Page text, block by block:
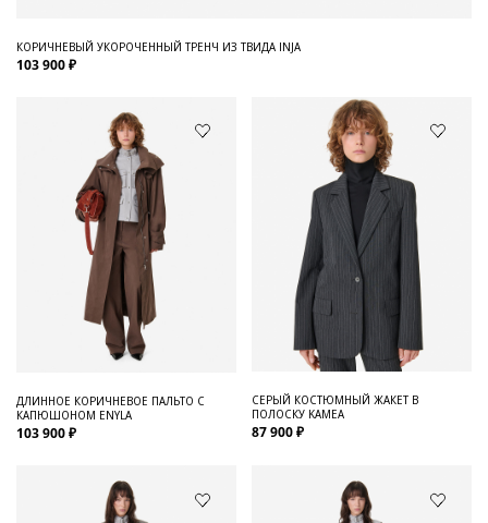
КОРИЧНЕВЫЙ УКОРОЧЕННЫЙ ТРЕНЧ ИЗ ТВИДА INJA
103 900 ₽
ДЛИННОЕ КОРИЧНЕВОЕ ПАЛЬТО С
КАПЮШОНОМ ENYLA
103 900 ₽
СЕРЫЙ КОСТЮМНЫЙ ЖАКЕТ В
ПОЛОСКУ KAMEA
87 900 ₽